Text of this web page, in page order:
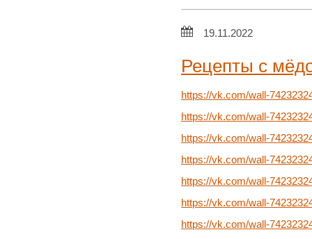
19.11.2022
Рецепты с
https://vk.com/wall-
https://vk.com/wall-
https://vk.com/wall-
https://vk.com/wall-
https://vk.com/wall-
https://vk.com/wall-
https://vk.com/wall-